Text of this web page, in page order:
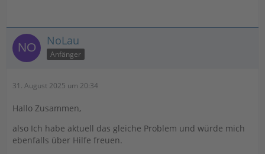
NoLau
Anfänger
31. August 2025 um 20:34
Hallo Zusammen,
also Ich habe aktuell das gleiche Problem und würde mich
ebenfalls über Hilfe freuen.